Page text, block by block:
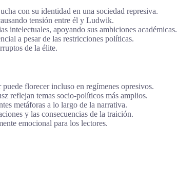
con su identidad en una sociedad represiva.
tensión entre él y Ludwik.
intelectuales, apoyando sus ambiciones académicas.
a pesar de las restricciones políticas.
de la élite.
florecer incluso en regímenes opresivos.
reflejan temas socio-políticos más amplios.
metáforas a lo largo de la narrativa.
y las consecuencias de la traición.
emocional para los lectores.